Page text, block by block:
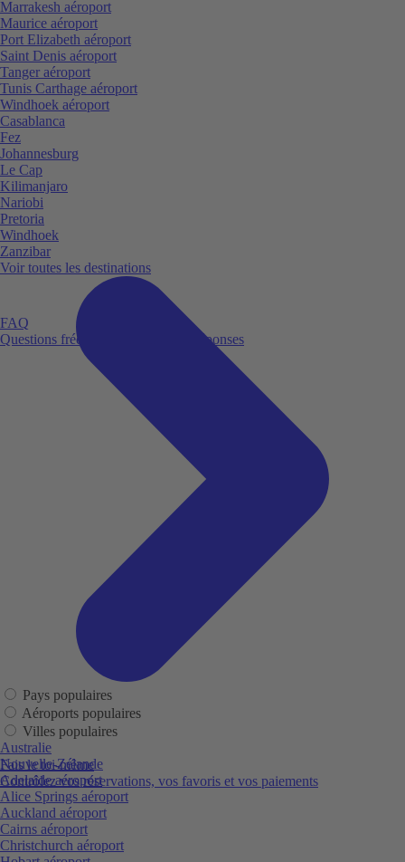
FAQ
Questions fréquemment posées et réponses
Fais le toi-même
Contrôlez vos réservations, vos favoris et vos paiements
Marrakesh aéroport
Maurice aéroport
Port Elizabeth aéroport
Saint Denis aéroport
Tanger aéroport
Tunis Carthage aéroport
Windhoek aéroport
Casablanca
Fez
Johannesburg
Le Cap
Kilimanjaro
Nariobi
Pretoria
Windhoek
Zanzibar
Voir toutes les destinations
Pays populaires
Aéroports populaires
Villes populaires
Australie
Nouvelle-Zélande
Adelaide aéroport
Alice Springs aéroport
Auckland aéroport
Cairns aéroport
Christchurch aéroport